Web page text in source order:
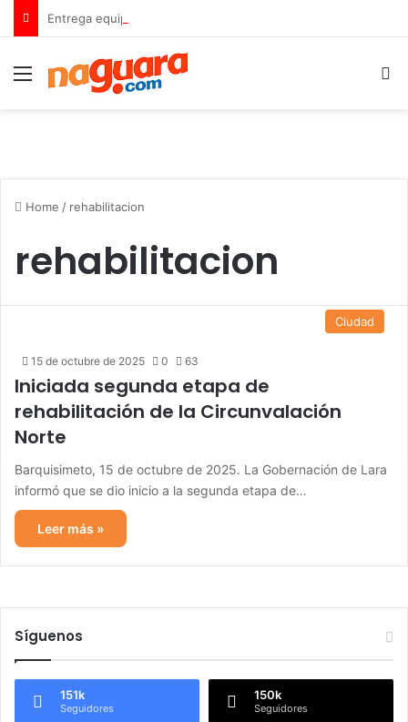
Menu
Home / rehabilitacion
rehabilitacion
Ciudad
15 de octubre de 2025 0 63
Iniciada segunda etapa de
rehabilitación de la Circunvalación
Norte
Barquisimeto, 15 de octubre de 2025. La Gobernación de Lara
informó que se dio inicio a la segunda etapa de…
Leer más »
Síguenos
151k
Seguidores
150k
Seguidores